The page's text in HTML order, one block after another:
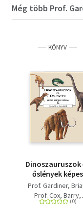
Még több Prof.
KÖNYV
Dinoszauruszok
őslények képes
enciklopédia 5.
Emlősök és
Prof. Gardiner,
Prof. Cox, Barry
Dr. Palmer Douglas